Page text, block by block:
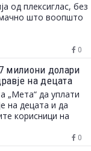
од плексиглас, без
мачно што воопшто
0
милиони долари
на децата
„Мета“ да уплати
на децата и да
корисници на
0